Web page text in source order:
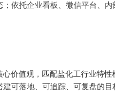
依托企业看板、微信平台、
价值观，匹配盐化工行业特
可落地、可追踪、可复盘的目